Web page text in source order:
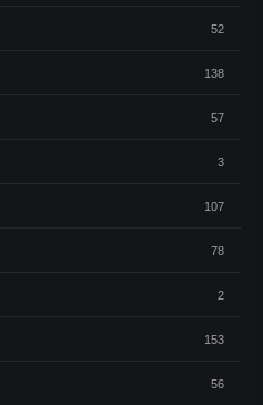
52
138
57
3
107
78
2
153
56